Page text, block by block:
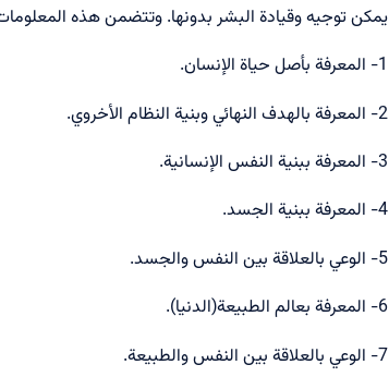
يمكن توجيه وقيادة البشر بدونها. وتتضمن هذه
1- المعرفة بأصل حياة الإنسان.
2- المعرفة بالهدف النهائي وبنية النظام الأخروي.
3- المعرفة ببنية النفس الإنسانية.
4- المعرفة ببنية الجسد.
5- الوعي بالعلاقة بين النفس والجسد.
6- المعرفة بعالم الطبيعة(الدنيا).
7- الوعي بالعلاقة بين النفس والطبيعة.